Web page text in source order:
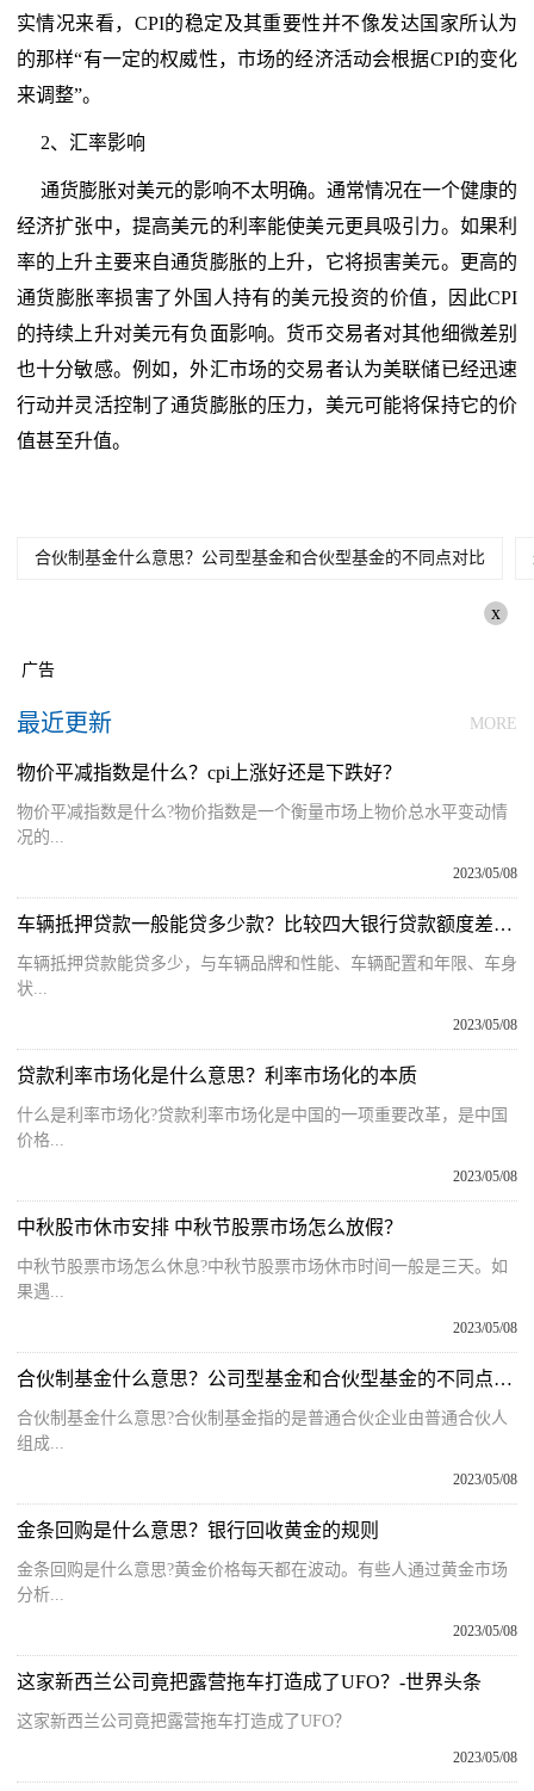
实情况来看，CPI的稳定及其重要性并不像发达国家所认为
的那样“有一定的权威性，市场的经济活动会根据CPI的变化
来调整”。
2、汇率影响
通货膨胀对美元的影响不太明确。通常情况在一个健康的
经济扩张中，提高美元的利率能使美元更具吸引力。如果利
率的上升主要来自通货膨胀的上升，它将损害美元。更高的
通货膨胀率损害了外国人持有的美元投资的价值，因此CPI
的持续上升对美元有负面影响。货币交易者对其他细微差别
也十分敏感。例如，外汇市场的交易者认为美联储已经迅速
行动并灵活控制了通货膨胀的压力，美元可能将保持它的价
值甚至升值。
合伙制基金什么意思？公司型基金和合伙型基金的不同点对比
x
广告
最近更新 MORE
物价平减指数是什么？cpi上涨好还是下跌好？
物价平减指数是什么?物价指数是一个衡量市场上物价总水平变动情
况的...
2023/05/08
车辆抵押贷款一般能贷多少款？比较四大银行贷款额度差异 环球快资讯
车辆抵押贷款能贷多少，与车辆品牌和性能、车辆配置和年限、车身
状...
2023/05/08
贷款利率市场化是什么意思？利率市场化的本质
什么是利率市场化?贷款利率市场化是中国的一项重要改革，是中国
价格...
2023/05/08
中秋股市休市安排 中秋节股票市场怎么放假？
中秋节股票市场怎么休息?中秋节股票市场休市时间一般是三天。如
果遇...
2023/05/08
合伙制基金什么意思？公司型基金和合伙型基金的不同点对比
合伙制基金什么意思?合伙制基金指的是普通合伙企业由普通合伙人
组成...
2023/05/08
金条回购是什么意思？银行回收黄金的规则
金条回购是什么意思?黄金价格每天都在波动。有些人通过黄金市场
分析...
2023/05/08
这家新西兰公司竟把露营拖车打造成了UFO？-世界头条
这家新西兰公司竟把露营拖车打造成了UFO？
2023/05/08